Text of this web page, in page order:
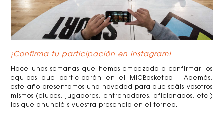
¡Confirma tu participación en Instagram!
Hace unas semanas que hemos empezado a confirmar los
equipos que participarán en el MICBasketball. Además,
este año presentamos una novedad para que seáis vosotros
mismos (clubes, jugadores, entrenadores, aficionados, etc.)
los que anunciéis vuestra presencia en el torneo.